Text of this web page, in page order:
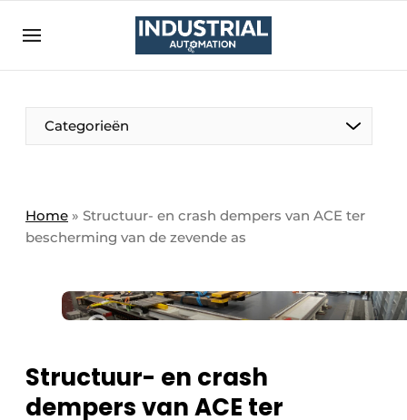
Aanmelden
Bedrijven
Bedrijven
Direct contact
Eigen content aanleveren
Home
Nieuwsbrief
Categorieën
Home » Structuur- en crash dempers van ACE ter
bescherming van de zevende as
Structuur- en crash
dempers van ACE ter